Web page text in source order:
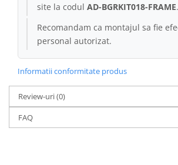
site la codul AD-BGRKIT018-FRAME.
Recomandam ca montajul sa fie
personal autorizat.
Informatii conformitate produs
Review-uri(0)
FAQ